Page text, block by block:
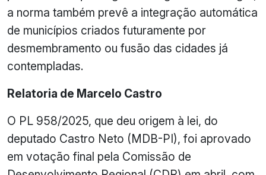
a norma também prevê a integração automática
de municípios criados futuramente por
desmembramento ou fusão das cidades já
contempladas.
Relatoria de Marcelo Castro
O PL 958/2025, que deu origem à lei, do
deputado Castro Neto (MDB-PI), foi aprovado
em votação final pela Comissão de